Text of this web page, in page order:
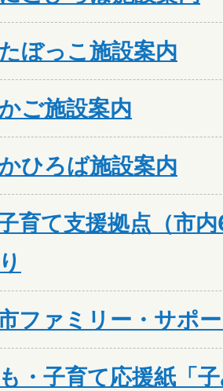
ぼっこ施設案内
ご施設案内
ひろば施設案内
育て支援拠点（市
ファミリー・サポ
・子育て応援紙「